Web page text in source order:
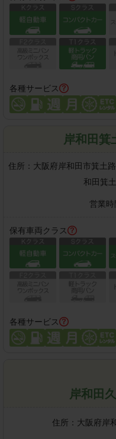
各種サービス
岸和田箕
住所： 大阪府岸和田市箕土
和田箕
営業時
保有車両クラス
各種サービス
岸和田
住所： 大阪府岸